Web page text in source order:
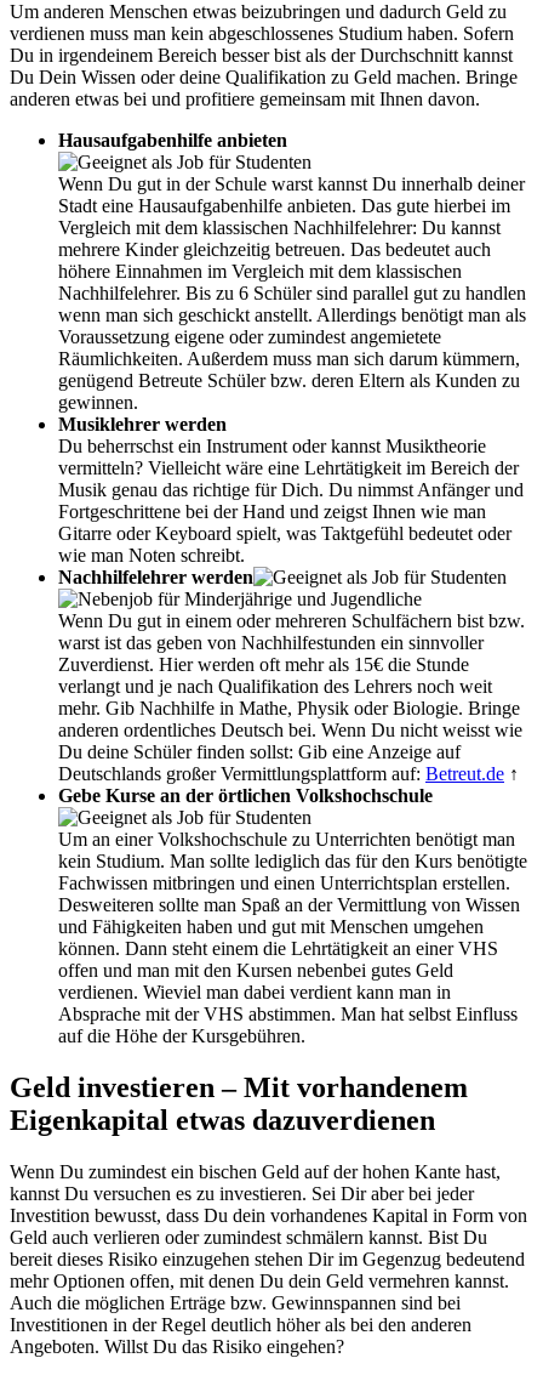
Um anderen Menschen etwas beizubringen und dadurch Geld zu
verdienen muss man kein abgeschlossenes Studium haben. Sofern
Du in irgendeinem Bereich besser bist als der Durchschnitt kannst
Du Dein Wissen oder deine Qualifikation zu Geld machen. Bringe
anderen etwas bei und profitiere gemeinsam mit Ihnen davon.
Hausaufgabenhilfe anbieten
Wenn Du gut in der Schule warst kannst Du innerhalb deiner
Stadt eine Hausaufgabenhilfe anbieten. Das gute hierbei im
Vergleich mit dem klassischen Nachhilfelehrer: Du kannst
mehrere Kinder gleichzeitig betreuen. Das bedeutet auch
höhere Einnahmen im Vergleich mit dem klassischen
Nachhilfelehrer. Bis zu 6 Schüler sind parallel gut zu handlen
wenn man sich geschickt anstellt. Allerdings benötigt man als
Voraussetzung eigene oder zumindest angemietete
Räumlichkeiten. Außerdem muss man sich darum kümmern,
genügend Betreute Schüler bzw. deren Eltern als Kunden zu
gewinnen.
Musiklehrer werden
Du beherrschst ein Instrument oder kannst Musiktheorie
vermitteln? Vielleicht wäre eine Lehrtätigkeit im Bereich der
Musik genau das richtige für Dich. Du nimmst Anfänger und
Fortgeschrittene bei der Hand und zeigst Ihnen wie man
Gitarre oder Keyboard spielt, was Taktgefühl bedeutet oder
wie man Noten schreibt.
Nachhilfelehrer werden
Wenn Du gut in einem oder mehreren Schulfächern bist bzw.
warst ist das geben von Nachhilfestunden ein sinnvoller
Zuverdienst. Hier werden oft mehr als 15€ die Stunde
verlangt und je nach Qualifikation des Lehrers noch weit
mehr. Gib Nachhilfe in Mathe, Physik oder Biologie. Bringe
anderen ordentliches Deutsch bei. Wenn Du nicht weisst wie
Du deine Schüler finden sollst: Gib eine Anzeige auf
Deutschlands großer Vermittlungsplattform auf: Betreut.de ↑
Gebe Kurse an der örtlichen Volkshochschule
Um an einer Volkshochschule zu Unterrichten benötigt man
kein Studium. Man sollte lediglich das für den Kurs benötigte
Fachwissen mitbringen und einen Unterrichtsplan erstellen.
Desweiteren sollte man Spaß an der Vermittlung von Wissen
und Fähigkeiten haben und gut mit Menschen umgehen
können. Dann steht einem die Lehrtätigkeit an einer VHS
offen und man mit den Kursen nebenbei gutes Geld
verdienen. Wieviel man dabei verdient kann man in
Absprache mit der VHS abstimmen. Man hat selbst Einfluss
auf die Höhe der Kursgebühren.
Geld investieren – Mit vorhandenem
Eigenkapital etwas dazuverdienen
Wenn Du zumindest ein bischen Geld auf der hohen Kante hast,
kannst Du versuchen es zu investieren. Sei Dir aber bei jeder
Investition bewusst, dass Du dein vorhandenes Kapital in Form von
Geld auch verlieren oder zumindest schmälern kannst. Bist Du
bereit dieses Risiko einzugehen stehen Dir im Gegenzug bedeutend
mehr Optionen offen, mit denen Du dein Geld vermehren kannst.
Auch die möglichen Erträge bzw. Gewinnspannen sind bei
Investitionen in der Regel deutlich höher als bei den anderen
Angeboten. Willst Du das Risiko eingehen?